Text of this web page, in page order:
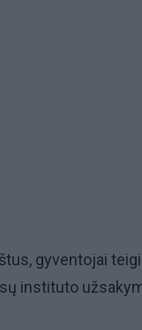
gyventojai
instituto